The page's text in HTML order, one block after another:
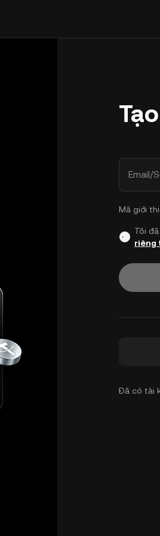
Email/
Mã giới
Tôi
riêng
Đã có tài